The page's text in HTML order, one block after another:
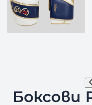
Боксови